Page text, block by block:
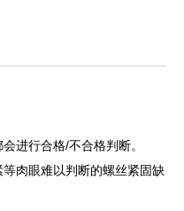
进行合格/不合格判断。
肉眼难以判断的螺丝紧固缺